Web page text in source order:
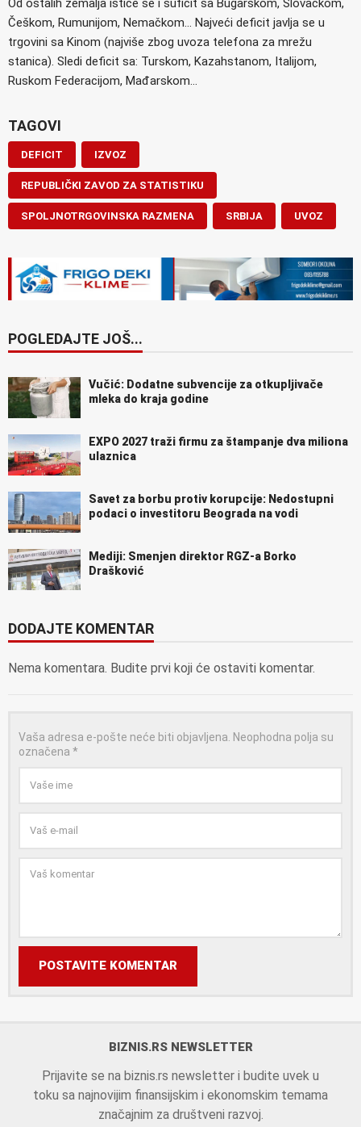
Od ostalih zemalja ističe se i suficit sa Bugarskom, Slovačkom,
Češkom, Rumunijom, Nemačkom… Najveći deficit javlja se u
trgovini sa Kinom (najviše zbog uvoza telefona za mrežu
stanica). Sledi deficit sa: Turskom, Kazahstanom, Italijom,
Ruskom Federacijom, Mađarskom…
TAGOVI
DEFICIT IZVOZ
REPUBLIČKI ZAVOD ZA STATISTIKU
SPOLJNOTRGOVINSKA RAZMENA SRBIJA UVOZ
POGLEDAJTE JOŠ...
Vučić: Dodatne subvencije za otkupljivače
mleka do kraja godine
EXPO 2027 traži firmu za štampanje dva miliona
ulaznica
Savet za borbu protiv korupcije: Nedostupni
podaci o investitoru Beograda na vodi
Mediji: Smenjen direktor RGZ-a Borko
Drašković
DODAJTE KOMENTAR
Nema komentara. Budite prvi koji će ostaviti komentar.
Vaša adresa e-pošte neće biti objavljena. Neophodna polja su
označena *
POSTAVITE KOMENTAR
BIZNIS.RS NEWSLETTER
Prijavite se na biznis.rs newsletter i budite uvek u
toku sa najnovijim finansijskim i ekonomskim temama
značajnim za društveni razvoj.